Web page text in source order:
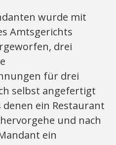
wurde mit
Amtsgerichts
drei
für drei
selbst angefertigt
denen ein Restaurant
und nach
ein